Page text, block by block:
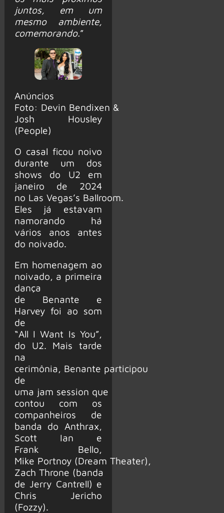
juntos, em um
mesmo ambiente,
comemorando.”
Anúncios
Foto: Devin Bendixen &
Josh Housley
(People)
O casal ficou noivo
durante um dos
shows do U2 em
janeiro de 2024
no Las Vegas’s Ballroom.
Eles já estavam
namorando há
vários anos antes
do noivado.
Em homenagem ao
noivado, a primeira
dança
de Benante e
Harvey foi ao som
de
“All I Want Is You”,
do U2. Mais tarde
na
cerimônia, Benante participou
de
uma jam session que
contou com os
companheiros de
banda do Anthrax,
Scott Ian e
Frank Bello,
Mike Portnoy (Dream Theater),
Zach Throne (banda
de Jerry Cantrell) e
Chris Jericho
(Fozzy).